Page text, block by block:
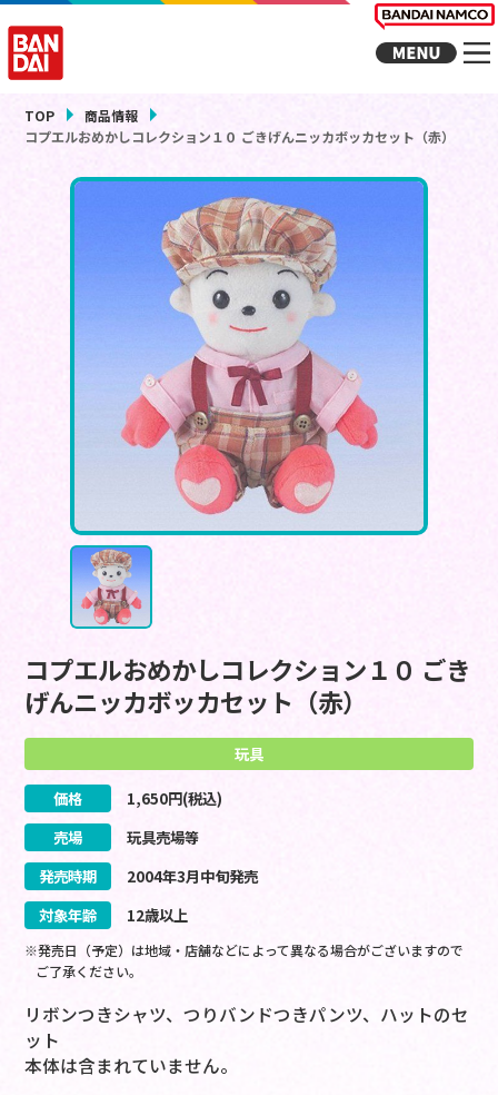
TOP
商品情報
コプエルおめかしコレクション１０ ごきげんニッカボッカセット（赤）
コプエルおめかしコレクション１０ ごき
げんニッカボッカセット（赤）
玩具
価格 1,650円(税込)
売場
玩具売場等
発売時期
2004年3月中旬発売
対象年齢
12歳以上
※発売日（予定）は地域・店舗などによって異なる場合がございますので
ご了承ください。
リボンつきシャツ、つりバンドつきパンツ、ハットのセ
ット
本体は含まれていません。